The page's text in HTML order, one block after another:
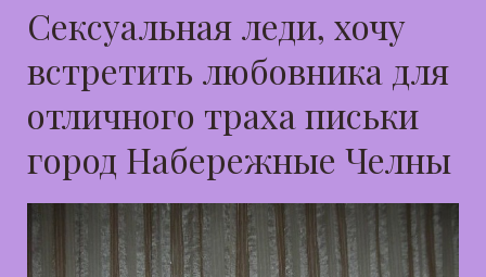
Сексуальная леди, хочу
встретить любовника для
отличного траха письки
город Набережные Челны